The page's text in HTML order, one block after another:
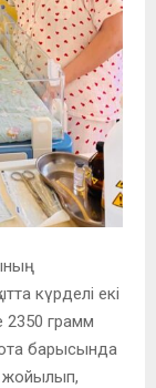
күрделі екі
2350 грамм
барысында
жойылып,